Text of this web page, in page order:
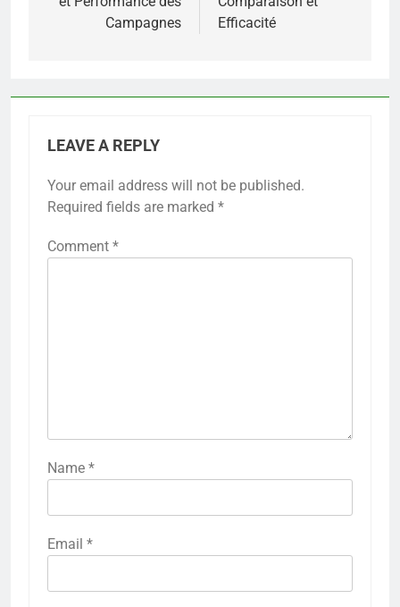
Campagnes
Efficacité
LEAVE A REPLY
Your email address will not be published.
Required fields are marked *
Comment *
Name *
Email *